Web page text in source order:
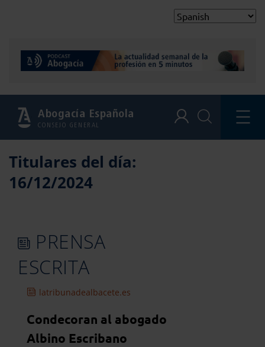
Abogacía Española
CONSEJO GENERAL
Titulares del día:
16/12/2024
PRENSA
ESCRITA
latribunadealbacete.es
Condecoran al abogado
Albino Escribano